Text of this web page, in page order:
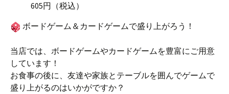
605円（税込）
ボードゲーム＆カードゲームで盛り上がろう！
当店では、ボードゲームやカードゲームを豊富にご用意
しています！
お食事の後に、友達や家族とテーブルを囲んでゲームで
盛り上がるのはいかがですか？